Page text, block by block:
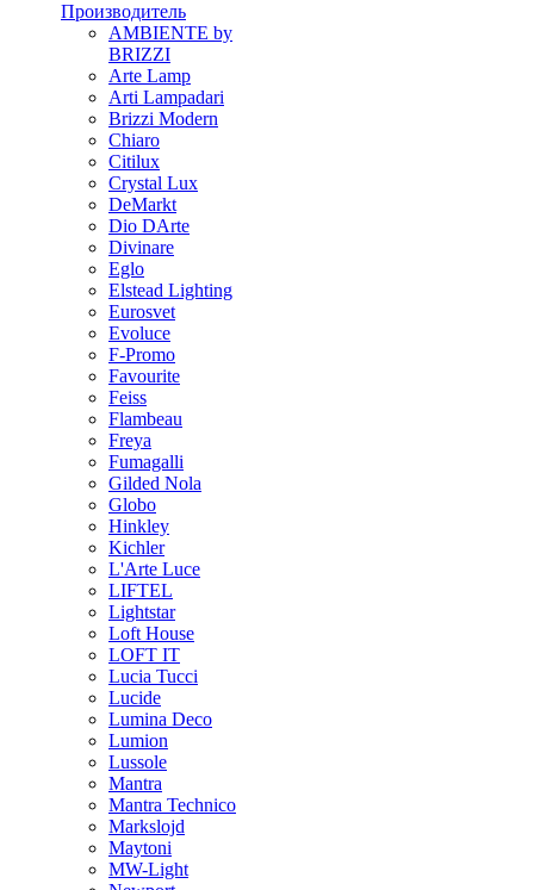
Производитель
AMBIENTE by
BRIZZI
Arte Lamp
Arti Lampadari
Brizzi Modern
Chiaro
Citilux
Crystal Lux
DeMarkt
Dio DArte
Divinare
Eglo
Elstead Lighting
Eurosvet
Evoluce
F-Promo
Favourite
Feiss
Flambeau
Freya
Fumagalli
Gilded Nola
Globo
Hinkley
Kichler
L'Arte Luce
LIFTEL
Lightstar
Loft House
LOFT IT
Lucia Tucci
Lucide
Lumina Deco
Lumion
Lussole
Mantra
Mantra Technico
Markslojd
Maytoni
MW-Light